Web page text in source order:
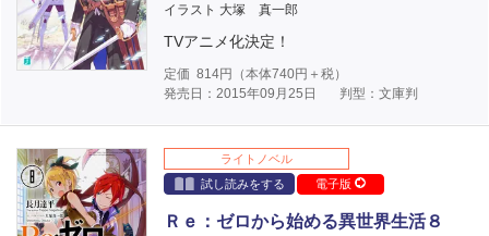
イラスト 大塚 真一郎
TVアニメ化決定！
定価 814円（本体740円＋税）
発売日：2015年09月25日
判型：文庫判
ライトノベル
試し読みをする
電子版
Ｒｅ：ゼロから始める異世界生活８